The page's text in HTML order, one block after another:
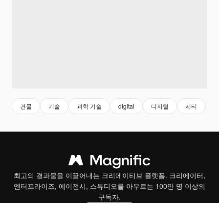
건물 기술 과학 기술 digital 디지털 시티
최고의 결과물을 이끌어내는 크리에이티브 플랫폼. 크리에이터,
엔터프라이즈, 에이전시, 스튜디오를 아우르는 100만 명 이상의
구독자.